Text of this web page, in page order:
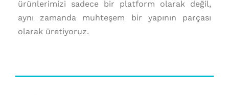
ürünlerimizi sadece bir platform olarak değil,
aynı zamanda muhteşem bir yapının parçası
olarak üretiyoruz.